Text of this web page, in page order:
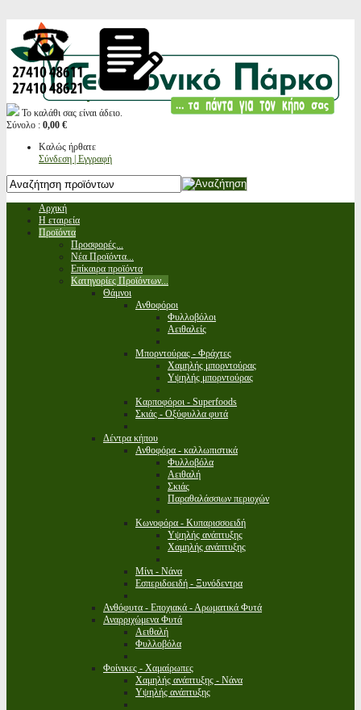
Το καλάθι σας είναι άδειο.
Σύνολο : 0,00 €
Καλώς ήρθατε
Σύνδεση | Εγγραφή
Αρχική
Η εταιρεία
Προϊόντα
Προσφορές...
Νέα Προϊόντα...
Επίκαιρα προϊόντα
Κατηγορίες Προϊόντων...
Θάμνοι
Ανθοφόροι
Φυλλοβόλοι
Αειθαλείς
Μπορντούρας - Φράχτες
Χαμηλής μπορντούρας
Υψηλής μπορντούρας
Καρποφόροι - Superfoods
Σκιάς - Οξύφυλλα φυτά
Δέντρα κήπου
Ανθοφόρα - καλλωπιστικά
Φυλλοβόλα
Αειθαλή
Σκιάς
Παραθαλάσσιων περιοχών
Κωνοφόρα - Κυπαρισσοειδή
Υψηλής ανάπτυξης
Χαμηλής ανάπτυξης
Μίνι - Νάνα
Εσπεριδοειδή - Ξυνόδεντρα
Ανθόφυτα - Εποχιακά - Αρωματικά Φυτά
Αναρριχώμενα Φυτά
Αειθαλή
Φυλλοβόλα
Φοίνικες - Χαμαίρωπες
Χαμηλής ανάπτυξης - Νάνα
Υψηλής ανάπτυξης